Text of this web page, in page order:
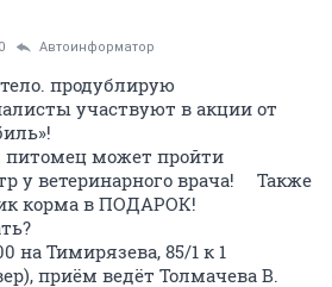
Автоинформатор
продублирую
участвуют в акции от
⠀
питомец может пройти
ветеринарного врача! ⠀ Также
корма в ПОДАРОК! ⠀
на Тимирязева, 85/1 к 1
приём ведёт Толмачева В.